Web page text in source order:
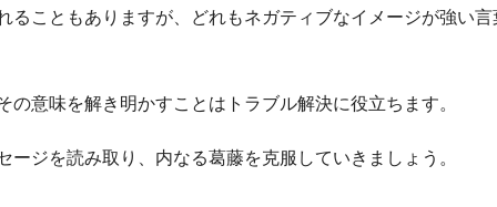
ることもありますが、どれもネガティブなイメージが強い言
の意味を解き明かすことはトラブル解決に役立ちます。
ジを読み取り、内なる葛藤を克服していきましょう。